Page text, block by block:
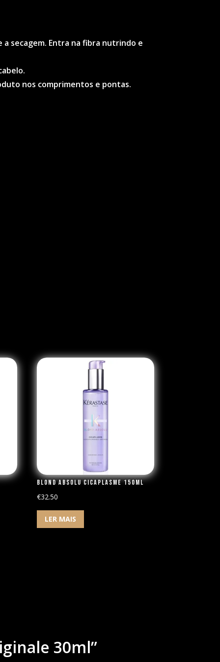
secagem. Entra na fibra nutrindo e
nos comprimentos e pontas.
Blond Absolu Cicaplasme 150ml
€32.50
LER MAIS
30ml”